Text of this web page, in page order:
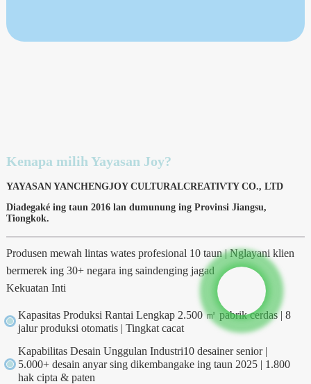
Kenapa milih Yayasan Joy?
YAYASAN YANCHENGJOY CULTURALCREATIVTY CO., LTD
Diadegaké ing taun 2016 lan dumunung ing Provinsi Jiangsu,
Tiongkok.
Produsen mewah lintas wates profesional 10 taun | Nglayani klien
bermerek ing 30+ negara ing saindenging jagad
Kekuatan Inti
Kapasitas Produksi Rantai Lengkap 2.500 ㎡ pabrik cerdas | 8
jalur produksi otomatis | Tingkat cacat
Kapabilitas Desain Unggulan Industri10 desainer senior |
5.000+ desain anyar sing dikembangake ing taun 2025 | 1.800
hak cipta & paten